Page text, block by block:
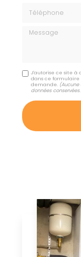
Message
J'autorise ce site à
dans ce
demande.
données